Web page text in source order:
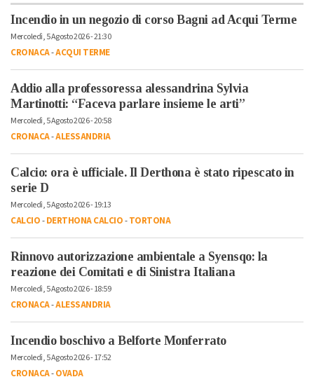
Incendio in un negozio di corso Bagni ad Acqui Terme
Mercoledì, 5 Agosto 2026 - 21:30
CRONACA-ACQUI TERME
Addio alla professoressa alessandrina Sylvia
Martinotti: “Faceva parlare insieme le arti”
Mercoledì, 5 Agosto 2026 - 20:58
CRONACA-ALESSANDRIA
Calcio: ora è ufficiale. Il Derthona è stato ripescato in
serie D
Mercoledì, 5 Agosto 2026 - 19:13
CALCIO-DERTHONA CALCIO-TORTONA
Rinnovo autorizzazione ambientale a Syensqo: la
reazione dei Comitati e di Sinistra Italiana
Mercoledì, 5 Agosto 2026 - 18:59
CRONACA-ALESSANDRIA
Incendio boschivo a Belforte Monferrato
Mercoledì, 5 Agosto 2026 - 17:52
CRONACA-OVADA